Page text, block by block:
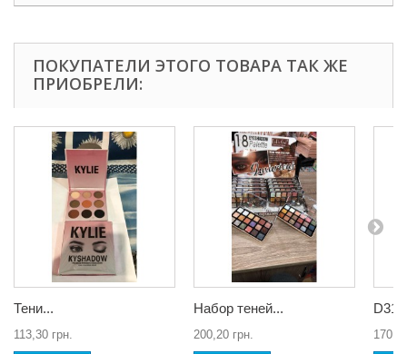
ПОКУПАТЕЛИ ЭТОГО ТОВАРА ТАК ЖЕ
ПРИОБРЕЛИ:
Тени...
113,30 грн.
Набор теней...
200,20 грн.